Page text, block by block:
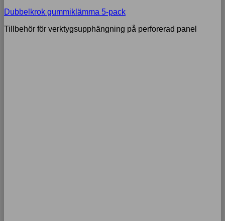
Dubbelkrok gummiklämma 5-pack
Tillbehör för verktygsupphängning på perforerad panel